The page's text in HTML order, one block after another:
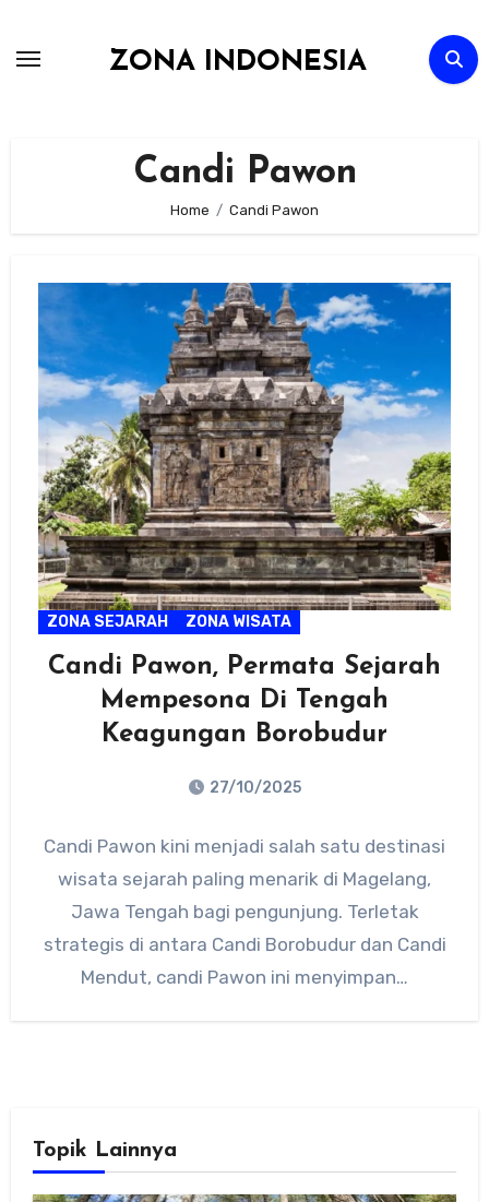
ZONA INDONESIA
Candi Pawon
Home Candi Pawon
ZONA SEJARAH ZONA WISATA
Candi Pawon, Permata Sejarah
Mempesona Di Tengah
Keagungan Borobudur
27/10/2025
Comments
Candi Pawon kini menjadi salah satu destinasi
wisata sejarah paling menarik di Magelang,
Jawa Tengah bagi pengunjung. Terletak
strategis di antara Candi Borobudur dan Candi
Mendut, candi Pawon ini menyimpan…
Topik Lainnya